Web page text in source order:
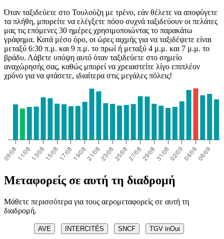
Madrid
Όταν ταξιδεύετε στο Τουλούζη με τρένο, εάν θέλετε να αποφύγετε
τα πλήθη, μπορείτε να ελέγξετε πόσο συχνά ταξιδεύουν οι πελάτες
μας τις επόμενες 30 ημέρες χρησιμοποιώντας το παρακάτω
γράφημα. Κατά μέσο όρο, οι ώρες αιχμής για να ταξιδέψετε είναι
μεταξύ 6:30 π.μ. και 9 π.μ. το πρωί ή μεταξύ 4 μ.μ. και 7 μ.μ. το
βράδυ. Λάβετε υπόψη αυτό όταν ταξιδεύετε στο σημείο
αναχώρησής σας, καθώς μπορεί να χρειαστείτε λίγο επιπλέον
χρόνο για να φτάσετε, ιδιαίτερα στις μεγάλες πόλεις!
Μεταφορείς σε αυτή τη διαδρομή
Μάθετε περισσότερα για τους αερομεταφορείς σε αυτή τη
διαδρομή.
AVE INTERCITÉS SNCF TGV inOui